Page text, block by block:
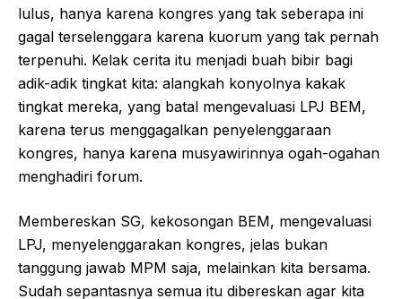
lulus, hanya karena kongres yang tak seberapa ini
gagal terselenggara karena kuorum yang tak pernah
terpenuhi. Kelak cerita itu menjadi buah bibir bagi
adik-adik tingkat kita: alangkah konyolnya kakak
tingkat mereka, yang batal mengevaluasi LPJ BEM,
karena terus menggagalkan penyelenggaraan
kongres, hanya karena musyawirinnya ogah-ogahan
menghadiri forum.
Membereskan SG, kekosongan BEM, mengevaluasi
LPJ, menyelenggarakan kongres, jelas bukan
tanggung jawab MPM saja, melainkan kita bersama.
Sudah sepantasnya semua itu dibereskan agar kita